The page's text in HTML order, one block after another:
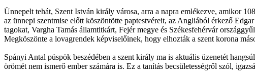
Ünnepelt tehát, Szent István király városa, arra a napra emlékezve, amikor
az ünnepi szentmise előtt köszöntötte paptestvéreit, az Angliából érkező
tagokat, Vargha Tamás államtitkárt, Fejér megye és Székesfehérvár
Megköszönte a lovagrendek képviselőinek, hogy elhozták a szent korona
Spányi Antal püspök beszédében a szent király ma is aktuális üzenetét
örömét nem ismerő ember számára is. Ez a tanítás becsületességről szól,